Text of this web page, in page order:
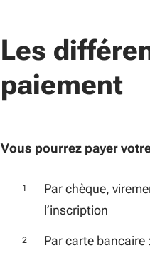
Les
paiement
Vous pourrez payer
Par chèque,
l’inscription
Par carte bancaire :